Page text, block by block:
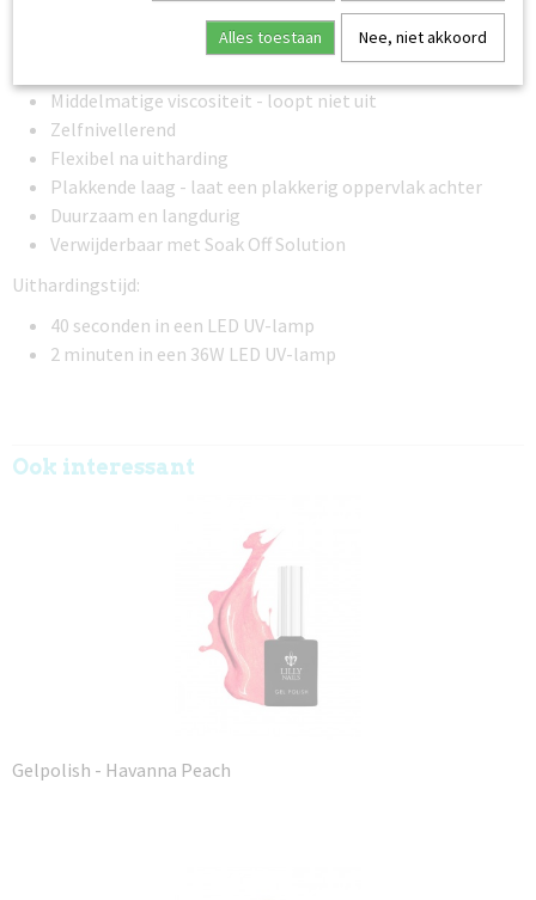
Hoog gepigmenteerd - dekt in twee dunne lagen
Middelmatige viscositeit - loopt niet uit
Zelfnivellerend
Flexibel na uitharding
Plakkende laag - laat een plakkerig oppervlak achter
Duurzaam en langdurig
Verwijderbaar met Soak Off Solution
Uithardingstijd:
40 seconden in een LED UV-lamp
2 minuten in een 36W LED UV-lamp
Ook interessant
Gelpolish - Havanna Peach
Alles toestaan Nee, niet akkoord